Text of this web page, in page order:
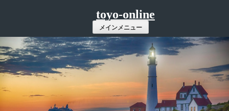
ツ
へ
ス
キ
ッ
toyo-online
メインメニュー